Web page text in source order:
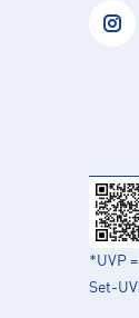
*UVP
Set-